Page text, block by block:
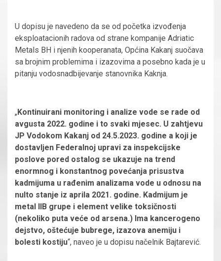
U dopisu je navedeno da se od početka izvođenja
eksploatacionih radova od strane kompanije Adriatic
Metals BH i njenih kooperanata, Općina Kakanj suočava
sa brojnim problemima i izazovima a posebno kada je u
pitanju vodosnadbijevanje stanovnika Kaknja.
„Kontinuirani monitoring i analize vode se rade od
avgusta 2022. godine i to svaki mjesec. U zahtjevu
JP Vodokom Kakanj od 24.5.2023. godine a koji je
dostavljen Federalnoj upravi za inspekcijske
poslove pored ostalog se ukazuje na trend
enormnog i konstantnog povećanja prisustva
kadmijuma u rađenim analizama vode u odnosu na
nulto stanje iz aprila 2021. godine. Kadmijum je
metal IIB grupe i element velike toksičnosti
(nekoliko puta veće od arsena.) Ima kancerogeno
dejstvo, oštećuje bubrege, izazova anemiju i
bolesti kostiju“, naveo je u dopisu načelnik Bajtarević.